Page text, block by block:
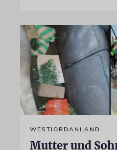
WESTJORDANLAND
Mutter und